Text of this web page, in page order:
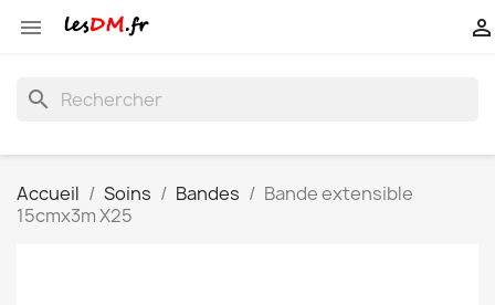
 
search
Accueil Soins Bandes
Bande extensible
15cmx3m X25